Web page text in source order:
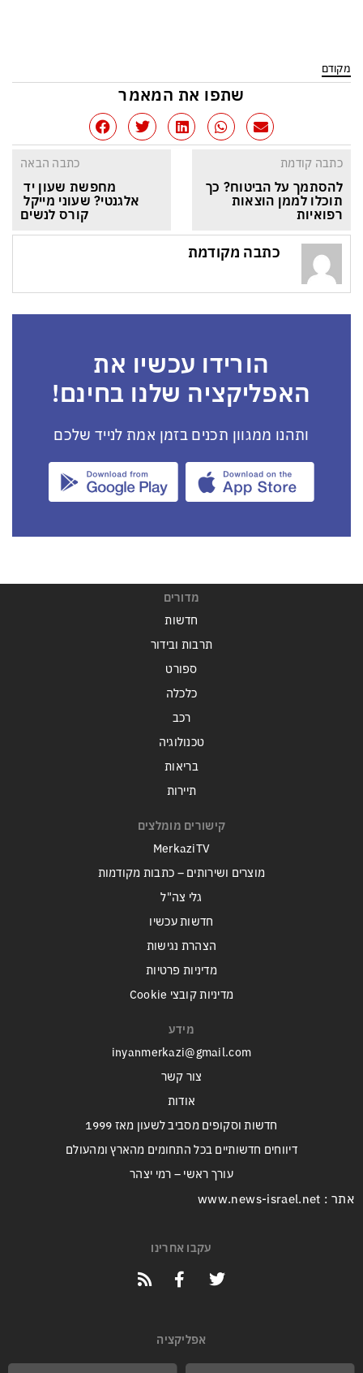
מקודם
שתפו את המאמר
כתבה קודמת
להסתמך על הביטוח? כך
תוכלו לממן הוצאות
רפואיות
כתבה הבאה
מחפשת שעון יד
אלגנטי? שעוני מייקל
קורס לנשים
כתבה מקודמת
הורידו עכשיו את
האפליקציה שלנו בחינם!
ותהנו ממגוון תכנים בזמן אמת לנייד שלכם
מדורים
חדשות
תרבות ובידור
ספורט
כלכלה
רכב
טכנולוגיה
בריאות
תיירות
קישורים מומלצים
MerkaziTV
מוצרים ושירותים – כתבות מקודמות
גלי צה"ל
חדשות עכשיו
הצהרת נגישות
מדיניות פרטיות
מדיניות קובצי Cookie
מידע
inyanmerkazi@gmail.com
צור קשר
אודות
חדשות וסקופים מסביב לשעון מאז 1999
דיווחים חדשותיים בכל התחומים מהארץ ומהעולם
עורך ראשי – רמי יצהר
אתר : www.news-israel.net
עקבו אחרינו
אפליקציה